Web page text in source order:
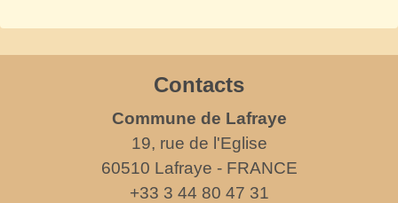
Contacts
Commune de Lafraye
19, rue de l'Eglise
60510 Lafraye - FRANCE
+33 3 44 80 47 31